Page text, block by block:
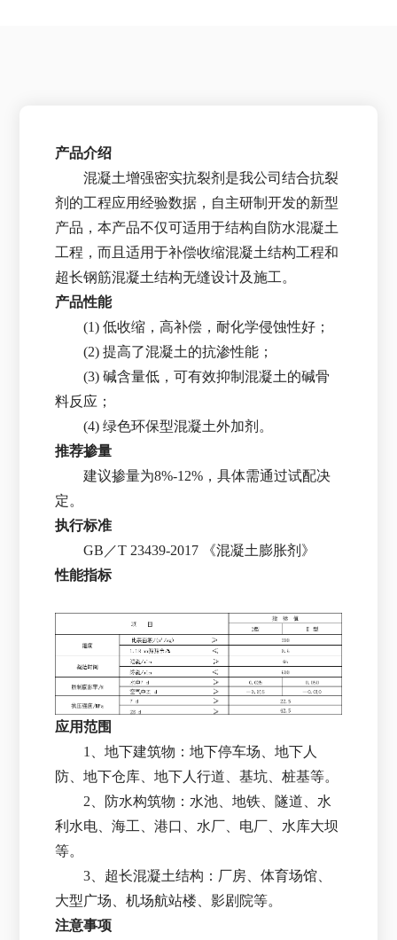
产品介绍
混凝土增强密实抗裂剂是我公司结合抗裂
剂的工程应用经验数据，自主研制开发的新型
产品，本产品不仅可适用于结构自防水混凝土
工程，而且适用于补偿收缩混凝土结构工程和
超长钢筋混凝土结构无缝设计及施工。
产品性能
(1) 低收缩，高补偿，耐化学侵蚀性好；
(2) 提高了混凝土的抗渗性能；
(3) 碱含量低，可有效抑制混凝土的碱骨
料反应；
(4) 绿色环保型混凝土外加剂。
推荐掺量
建议掺量为8%-12%，具体需通过试配决
定。
执行标准
GB／T 23439-2017 《混凝土膨胀剂》
性能指标
应用范围
1、地下建筑物：地下停车场、地下人
防、地下仓库、地下人行道、基坑、桩基等。
2、防水构筑物：水池、地铁、隧道、水
利水电、海工、港口、水厂、电厂、水库大坝
等。
3、超长混凝土结构：厂房、体育场馆、
大型广场、机场航站楼、影剧院等。
注意事项